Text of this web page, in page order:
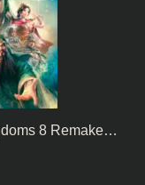
8 Remake…